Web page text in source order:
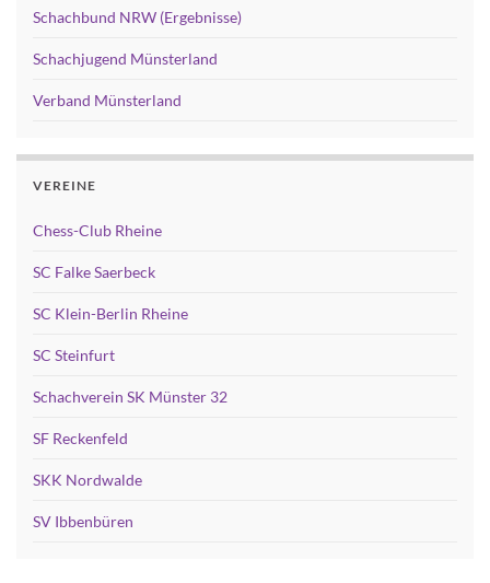
Schachbund NRW (Ergebnisse)
Schachjugend Münsterland
Verband Münsterland
VEREINE
Chess-Club Rheine
SC Falke Saerbeck
SC Klein-Berlin Rheine
SC Steinfurt
Schachverein SK Münster 32
SF Reckenfeld
SKK Nordwalde
SV Ibbenbüren